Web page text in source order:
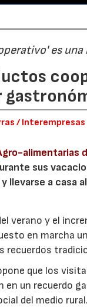
es
/ Interempresas
alimentarias
sus
llevarse a casa
verano y el
en marcha
recuerdos
que los
en un recuerdo
del medio rural.